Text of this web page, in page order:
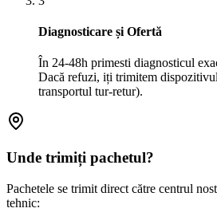
Diagnosticare și Ofertă
În 24-48h primesti diagnosticul
Dacă refuzi, iți trimitem
transportul tur-retur).
Unde trimiți pachetul?
Pachetele se trimit direct către centrul
tehnic: